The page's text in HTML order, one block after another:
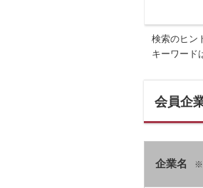
検索のヒン
キーワード
会員企
企業名 ※